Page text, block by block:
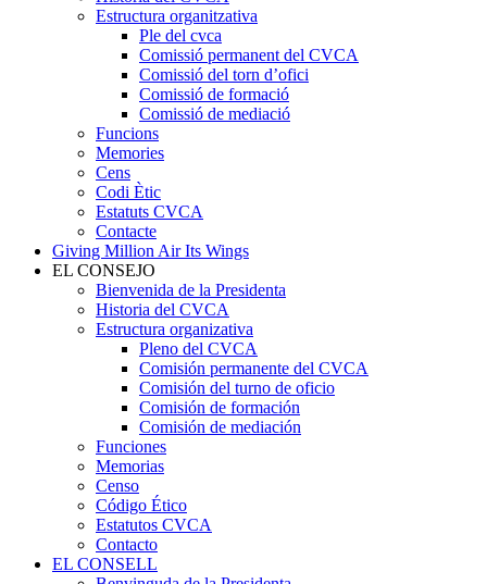
Estructura organitzativa
Ple del cvca
Comissió permanent del CVCA
Comissió del torn d’ofici
Comissió de formació
Comissió de mediació
Funcions
Memories
Cens
Codi Ètic
Estatuts CVCA
Contacte
Giving Million Air Its Wings
EL CONSEJO
Bienvenida de la Presidenta
Historia del CVCA
Estructura organizativa
Pleno del CVCA
Comisión permanente del CVCA
Comisión del turno de oficio
Comisión de formación
Comisión de mediación
Funciones
Memorias
Censo
Código Ético
Estatutos CVCA
Contacto
EL CONSELL